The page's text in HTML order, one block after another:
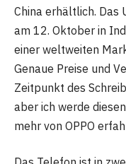
China erhältlich. Das
am 12. Oktober in
einer weltweiten
Genaue Preise und
Zeitpunkt des
aber ich werde
mehr von OPPO